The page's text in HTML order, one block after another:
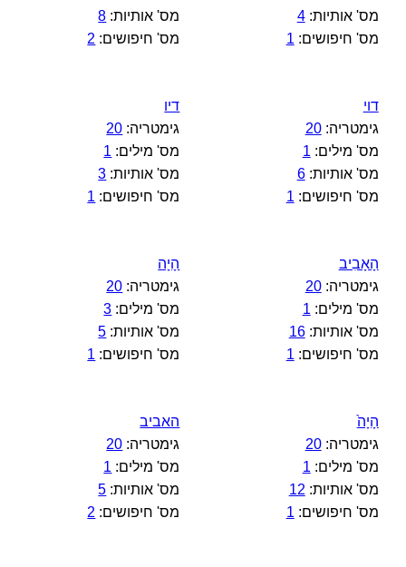
מס' אותיות:4
מס' חיפושים: 1
מס' אותיות: 8
מס' חיפושים: 2
דוי
גימטריה:20
מס' מילים: 1
מס' אותיות:6
מס' חיפושים: 1
דיו
גימטריה: 20
מס' מילים: 1
מס' אותיות: 3
מס' חיפושים: 1
הָאָבִיב
גימטריה:20
מס' מילים: 1
מס' אותיות:16
מס' חיפושים: 1
הָיָה
גימטריה: 20
מס' מילים: 3
מס' אותיות: 5
מס' חיפושים: 1
הָיָה֙
גימטריה:20
מס' מילים: 1
מס' אותיות: 12
מס' חיפושים: 1
האביב
גימטריה: 20
מס' מילים: 1
מס' אותיות: 5
מס' חיפושים: 2